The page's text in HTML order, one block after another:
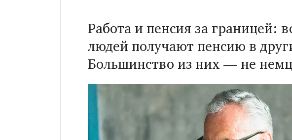
Работа и пенсия за границей:
людей получают пенсию в
Большинство из них — не